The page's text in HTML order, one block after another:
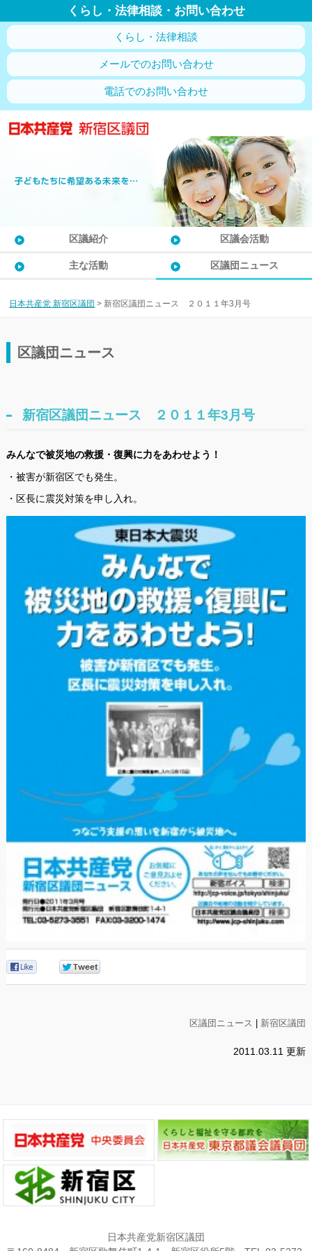
くらし・法律相談・お問い合わせ
くらし・法律相談
メールでのお問い合わせ
電話でのお問い合わせ
区議紹介 区議会活動
主な活動 区議団ニュース
日本共産党 新宿区議団 > 新宿区議団ニュース ２０１１年3月号
区議団ニュース
新宿区議団ニュース ２０１１年3月号
みんなで被災地の救援・復興に力をあわせよう！
・被害が新宿区でも発生。
・区長に震災対策を申し入れ。
区議団ニュース | 新宿区議団
2011.03.11 更新
日本共産党新宿区議団